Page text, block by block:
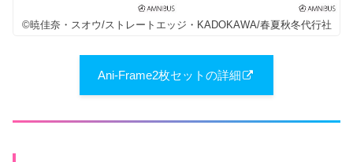
©暁佳奈・スオウ/ストレートエッジ・KADOKAWA/春夏秋冬代行社
​Ani-Frame2枚セットの詳細